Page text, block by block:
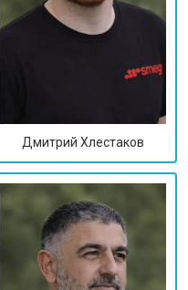
Дмитрий Хлестаков